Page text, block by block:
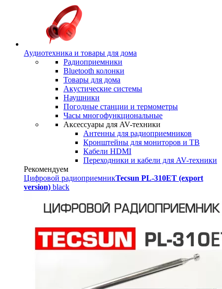
Аудиотехника и товары для дома
Радиоприемники
Bluetooth колонки
Товары для дома
Акустические системы
Наушники
Погодные станции и термометры
Часы многофункциональные
Аксессуары для AV-техники
Антенны для радиоприемников
Кронштейны для мониторов и ТВ
Кабели HDMI
Переходники и кабели для AV-техники
Рекомендуем
Цифровой радиоприемникTecsun PL-310ET (export
version) black